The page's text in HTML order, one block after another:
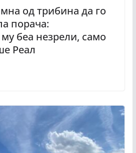
од трибина да го
порача:
беа незрели, само
Реал